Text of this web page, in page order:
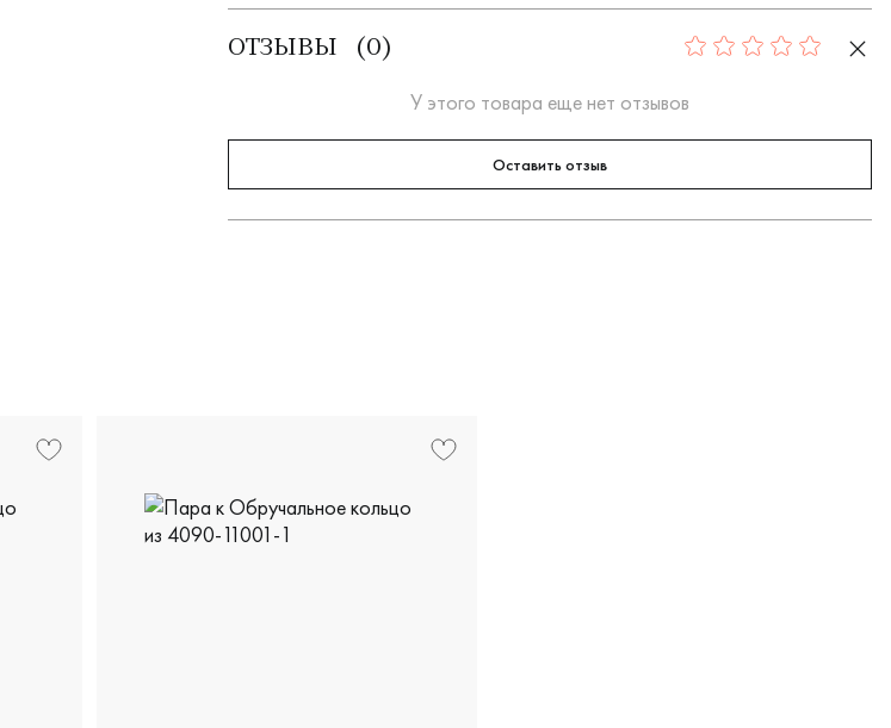
ОТЗЫВЫ ( 0 ) 0
У этого товара еще нет отзывов
Оставить отзыв